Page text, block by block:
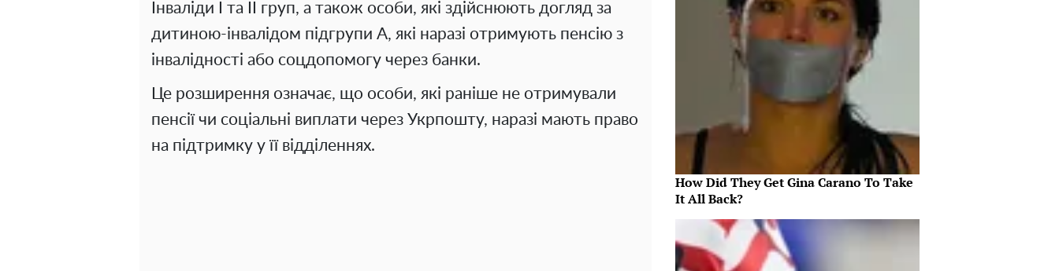
Інваліди І та ІІ груп, а також особи, які здійснюють догляд за
дитиною-інвалідом підгрупи А, які наразі отримують пенсію з
інвалідності або соцдопомогу через банки.
Це розширення означає, що особи, які раніше не отримували
пенсії чи соціальні виплати через Укрпошту, наразі мають право
на підтримку у її відділеннях.
How Did They Get Gina Carano To Take
It All Back?